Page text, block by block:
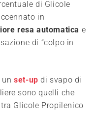
di Glicole
in
resa automatica e
di “colpo in
unset-up di svapo di
sono quelli che
Glicole Propilenico